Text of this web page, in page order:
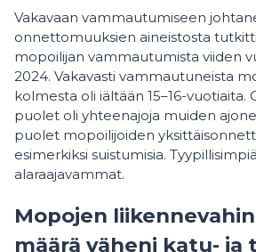
Vakavaan vammautumiseen
onnettomuuksien aineistosta
mopoilijan vammautumista viiden
2024. Vakavasti vammautuneista
kolmesta oli iältään 15–16-
puolet oli yhteenajoja muiden
puolet mopoilijoiden
esimerkiksi suistumisia.
alaraajavammat.
Mopojen
määrä väheni katu- ja